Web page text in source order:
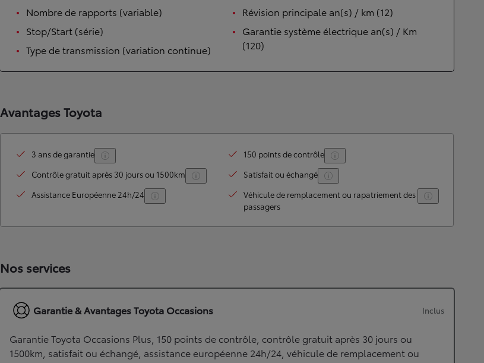
Nombre de rapports (variable)
Stop/Start (série)
Type de transmission (variation continue)
Révision principale an(s) / km (12)
Garantie système électrique an(s) / Km
(120)
Avantages Toyota
3 ans de garantie
150 points de contrôle
Contrôle gratuit après 30 jours ou 1500km
Satisfait ou échangé
Assistance Européenne 24h/24
Véhicule de remplacement ou rapatriement des
passagers
Nos services
Garantie & Avantages Toyota Occasions Inclus
Garantie Toyota Occasions Plus, 150 points de contrôle, contrôle gratuit après 30 jours ou
1500km, satisfait ou échangé, assistance européenne 24h/24, véhicule de remplacement ou